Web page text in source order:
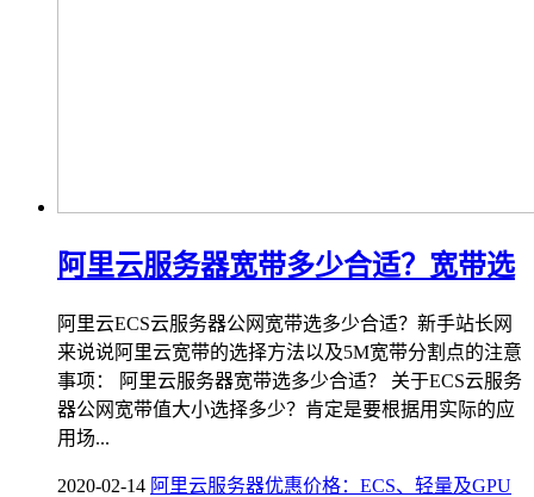
阿里云服务器宽带多少合适？宽带选
阿里云ECS云服务器公网宽带选多少合适？新手站长网
来说说阿里云宽带的选择方法以及5M宽带分割点的注意
事项： 阿里云服务器宽带选多少合适？ 关于ECS云服务
器公网宽带值大小选择多少？肯定是要根据用实际的应
用场...
2020-02-14 阿里云服务器优惠价格：ECS、轻量及GPU